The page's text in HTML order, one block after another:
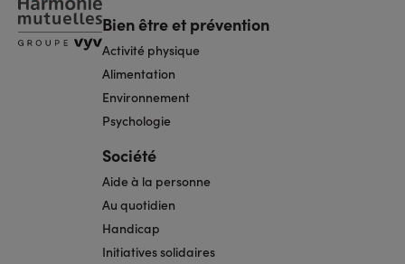
Bien être et prévention
Activité physique
Alimentation
Environnement
Psychologie
Société
Aide à la personne
Au quotidien
Handicap
Initiatives solidaires